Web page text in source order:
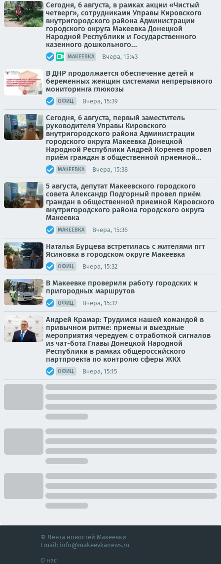
Сегодня, 6 августа, в рамках акции «Чистый
четверг», сотрудниками Управы Кировского
внутригородского района Администрации
городского округа Макеевка Донецкой
Народной Республики и Государственного
казенного дошкольного...
МАКЕЕВКА Вчера, 15:43
В ДНР продолжается обеспечение детей и
беременных женщин системами непрерывного
мониторинга глюкозы
ОФИЦ. Вчера, 15:39
Сегодня, 6 августа, первый заместитель
руководителя Управы Кировского
внутригородского района Администрации
городского округа Макеевка Донецкой
Народной Республики Андрей Коренев провел
приём граждан в общественной приемной...
МАКЕЕВКА Вчера, 15:38
5 августа, депутат Макеевского городского
совета Александр Подгорный провел приём
граждан в общественной приемной Кировского
внутригородского района городского округа
Макеевка
МАКЕЕВКА Вчера, 15:36
Наталья Бурцева встретилась с жителями пгт
Ясиновка в городском округе Макеевка
ОФИЦ. Вчера, 15:32
В Макеевке проверили работу городских и
пригородных маршрутов
ОФИЦ. Вчера, 15:32
Андрей Крамар: Трудимся нашей командой в
привычном ритме: приемы и выездные
мероприятия чередуем с отработкой сигналов
из чат-бота Главы Донецкой Народной
Республики в рамках общероссийского
партпроекта по контролю сферы ЖКХ
ОФИЦ. Вчера, 15:15
© Лента новостей Макеевки
Email: info@makeevkanews.ru
О нас